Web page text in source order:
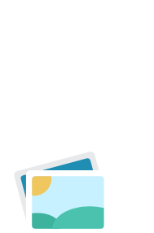
Android Plus Smart